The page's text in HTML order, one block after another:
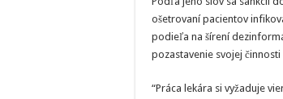
ošetrovaní pacientov
podieľa na šírení
pozastavenie svojej
“Práca lekára si vyžaduje